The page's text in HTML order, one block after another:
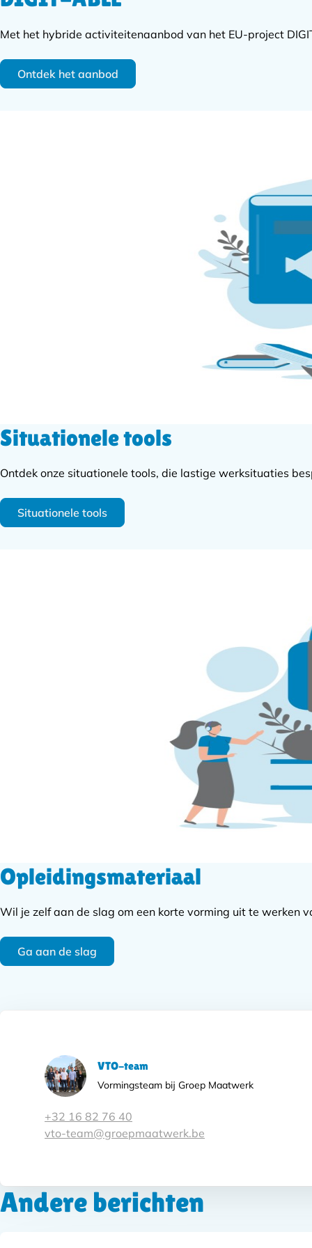
Met het hybride activiteitenaanbod van het EU-project
Ontdek het aanbod
Situationele tools
Ontdek onze situationele tools, die lastige werksituaties
Situationele tools
Opleidingsmateriaal
Wil je zelf aan de slag om een korte vorming uit te werken
Ga aan de slag
VTO-team
Vormingsteam bij Groep Maatwerk
+32 16 82 76 40
vto-team@groepmaatwerk.be
Andere berichten